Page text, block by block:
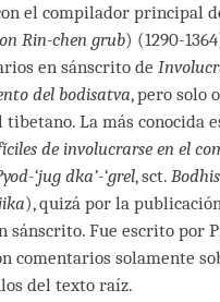
el compilador principal
Rin-chen grub) (1290-
en sánscrito de
del bodisatva, pero solo
La más conocida
de involucrarse en el
‘jug dka’-‘grel, sct.
), quizá por la
sánscrito. Fue escrito por
comentarios solamente
del texto raíz.